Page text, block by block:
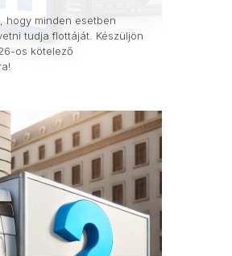
hogy minden esetben
tudja flottáját. Készüljön
os kötelező